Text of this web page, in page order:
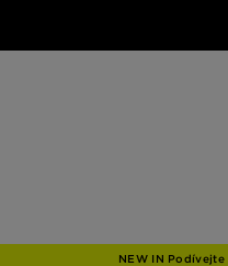
NEW IN Podívejte